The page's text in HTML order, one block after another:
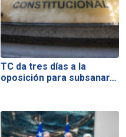
TC da tres días a la
oposición para subsanar…